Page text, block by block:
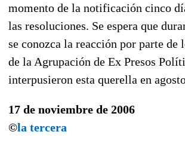
momento de la notificación cinco
las resoluciones. Se espera que
se conozca la reacción por parte de
de la Agrupación de Ex Presos
interpusieron esta querella en
17 de noviembre de 2006
©la tercera